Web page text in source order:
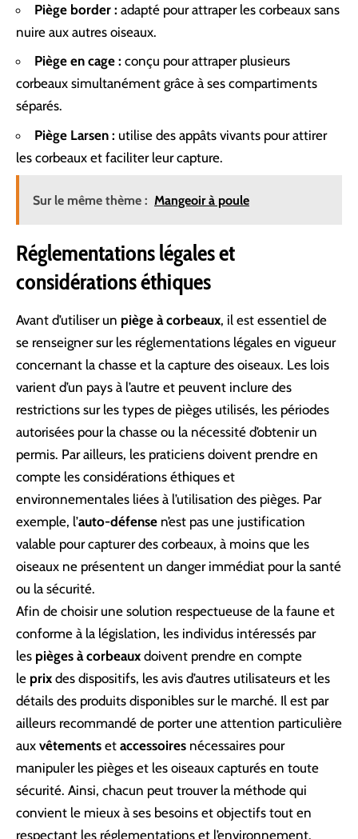
Piège border : adapté pour attraper les corbeaux sans
nuire aux autres oiseaux.
Piège en cage : conçu pour attraper plusieurs
corbeaux simultanément grâce à ses compartiments
séparés.
Piège Larsen : utilise des appâts vivants pour attirer
les corbeaux et faciliter leur capture.
Sur le même thème : Mangeoir à poule
Réglementations légales et
considérations éthiques
Avant d’utiliser un piège à corbeaux, il est essentiel de
se renseigner sur les réglementations légales en vigueur
concernant la chasse et la capture des oiseaux. Les lois
varient d’un pays à l’autre et peuvent inclure des
restrictions sur les types de pièges utilisés, les périodes
autorisées pour la chasse ou la nécessité d’obtenir un
permis. Par ailleurs, les praticiens doivent prendre en
compte les considérations éthiques et
environnementales liées à l’utilisation des pièges. Par
exemple, l’auto-défense n’est pas une justification
valable pour capturer des corbeaux, à moins que les
oiseaux ne présentent un danger immédiat pour la santé
ou la sécurité.
Afin de choisir une solution respectueuse de la faune et
conforme à la législation, les individus intéressés par
les pièges à corbeaux doivent prendre en compte
le prix des dispositifs, les avis d’autres utilisateurs et les
détails des produits disponibles sur le marché. Il est par
ailleurs recommandé de porter une attention particulière
aux vêtements et accessoires nécessaires pour
manipuler les pièges et les oiseaux capturés en toute
sécurité. Ainsi, chacun peut trouver la méthode qui
convient le mieux à ses besoins et objectifs tout en
respectant les réglementations et l’environnement.